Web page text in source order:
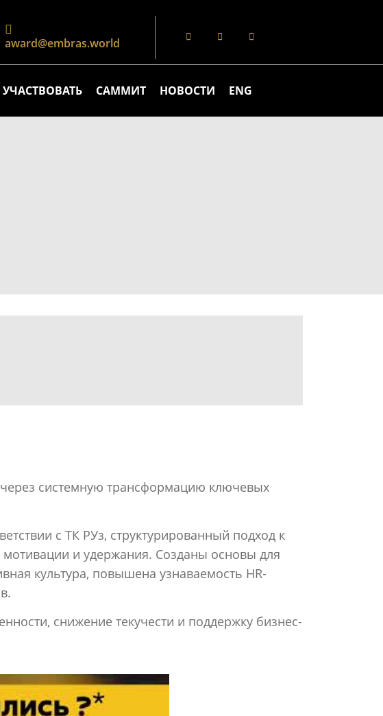
award@embras.world
УЧАСТВОВАТЬ САММИТ НОВОСТИ ENG
системную трансформацию ключевых
с ТК РУз, структурированный подход к
и удержания. Созданы основы для
культура, повышена узнаваемость HR-
снижение текучести и поддержку бизнес-